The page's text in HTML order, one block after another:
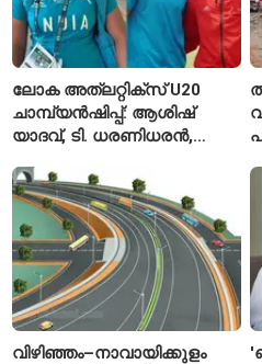
ലോക അത്‌ലറ്റിക്സ് U20
ചാമ്പ്യൻഷിപ്പ്: ആശിഷ്
യാദവ്, ടി. ധരണിധരൻ,
ഫൈനലിൽ
വിഴിഞ്ഞം–നാവായിക്കുളം